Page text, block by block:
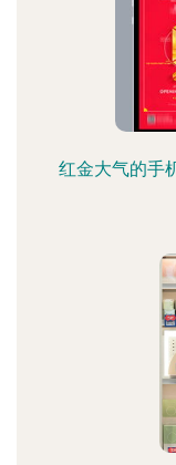
红金大气的手